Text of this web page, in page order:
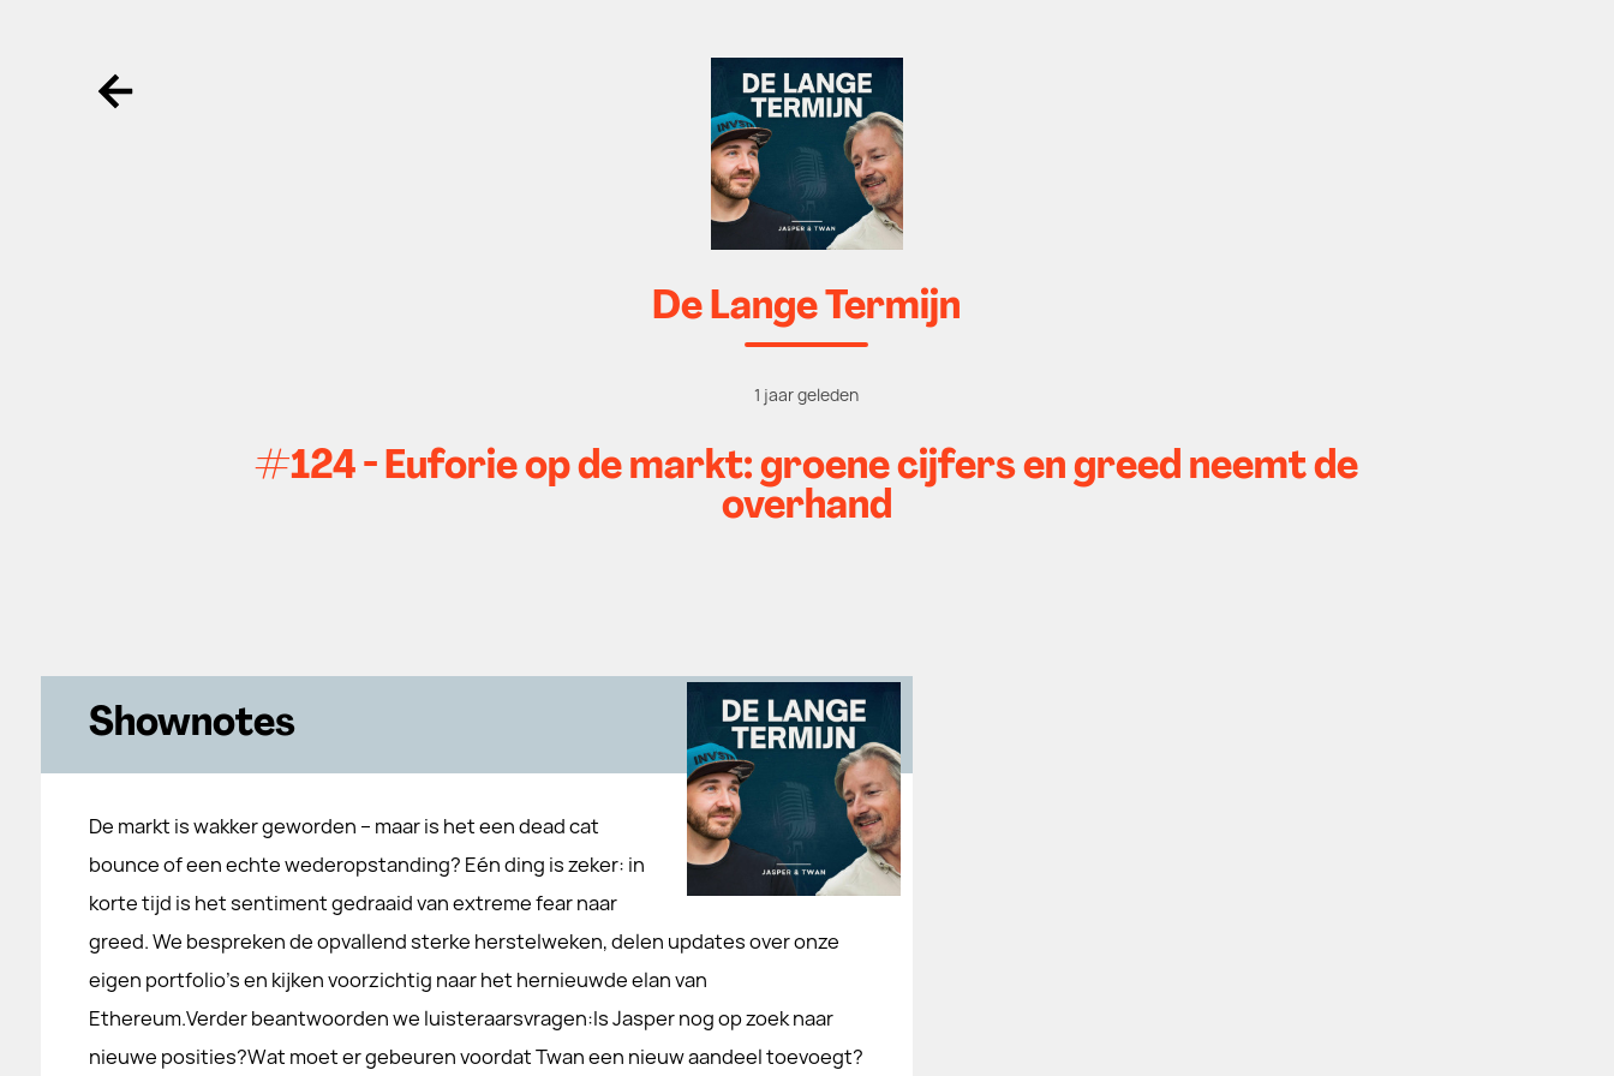
Ga terug
De Lange Termijn
1 jaar geleden
#124 - Euforie op de markt: groene cijfers en greed neemt de
overhand
Shownotes
De markt is wakker geworden – maar is het een dead cat
bounce of een echte wederopstanding? Eén ding is zeker: in
korte tijd is het sentiment gedraaid van extreme fear naar
greed. We bespreken de opvallend sterke herstelweken, delen updates over onze
eigen portfolio’s en kijken voorzichtig naar het hernieuwde elan van
Ethereum.Verder beantwoorden we luisteraarsvragen:Is Jasper nog op zoek naar
nieuwe posities?Wat moet er gebeuren voordat Twan een nieuw aandeel toevoegt?